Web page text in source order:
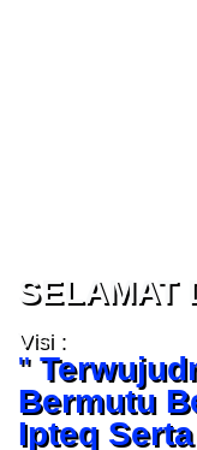
SELAMAT
Visi :
"
Bermutu
Ipteq